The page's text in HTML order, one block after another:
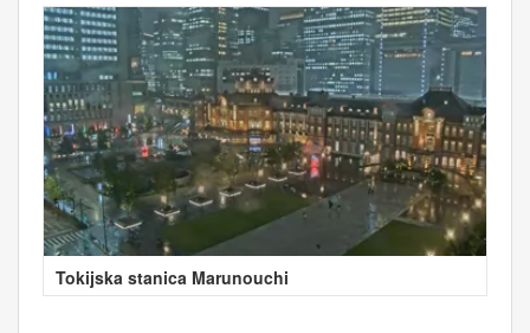
Tokijska stanica Marunouchi